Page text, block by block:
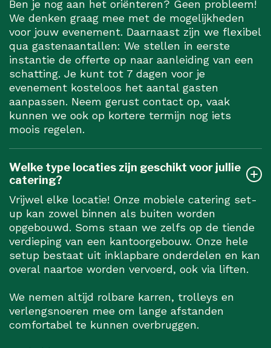
Ben je nog aan het oriënteren? Geen probleem!
We denken graag mee met de mogelijkheden
voor jouw evenement. Daarnaast zijn we flexibel
qua gastenaantallen: We stellen in eerste
instantie de offerte op naar aanleiding van een
schatting. Je kunt tot 7 dagen voor je
evenement kosteloos het aantal gasten
aanpassen. Neem gerust contact op, vaak
kunnen we ook op kortere termijn nog iets
moois regelen.
Welke type locaties zijn geschikt voor jullie
catering?
Vrijwel elke locatie! Onze mobiele catering set-
up kan zowel binnen als buiten worden
opgebouwd. Soms staan we zelfs op de tiende
verdieping van een kantoorgebouw. Onze hele
setup bestaat uit inklapbare onderdelen en kan
overal naartoe worden vervoerd, ook via liften.
We nemen altijd rolbare karren, trolleys en
verlengsnoeren mee om lange afstanden
comfortabel te kunnen overbruggen.